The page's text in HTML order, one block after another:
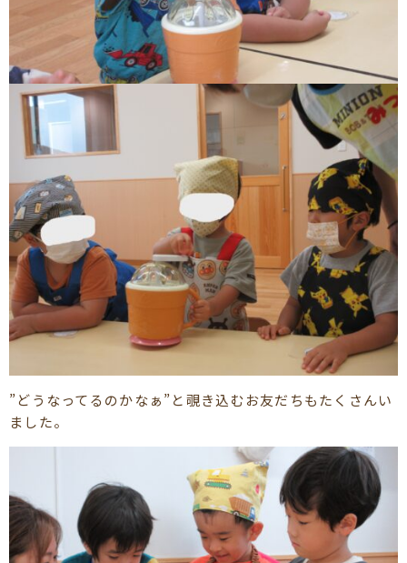
”どうなってるのかなぁ”と覗き込むお友だちもたくさんい
ました。